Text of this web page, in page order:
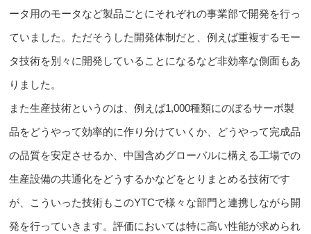
ータ用のモータなど製品ごとにそれぞれの事業部で開発を行っ
ていました。ただそうした開発体制だと、例えば重複するモー
タ技術を別々に開発していることになるなど非効率な側面もあ
りました。
また生産技術というのは、例えば1,000種類にのぼるサーボ製
品をどうやって効率的に作り分けていくか、どうやって完成品
の品質を安定させるか、中国含めグローバルに構える工場での
生産設備の共通化をどうするかなどをとりまとめる技術です
が、こういった技術もこのYTCで様々な部門と連携しながら開
発を行っていきます。評価においては特に高い性能が求められ